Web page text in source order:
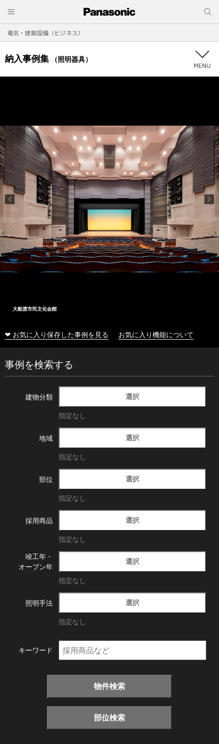
電気・建築設備（ビジネス）
納入事例集 （照明器具）
大船渡市民文化会館
❤ お気に入り保存した事例を見る お気に入り機能について
事例を検索する
建物分類 選択
指定なし
地域 選択
指定なし
部位 選択
指定なし
採用商品 選択
指定なし
竣工年・
オープン年
選択
指定なし
照明手法 選択
指定なし
キーワード
物件検索
部位検索